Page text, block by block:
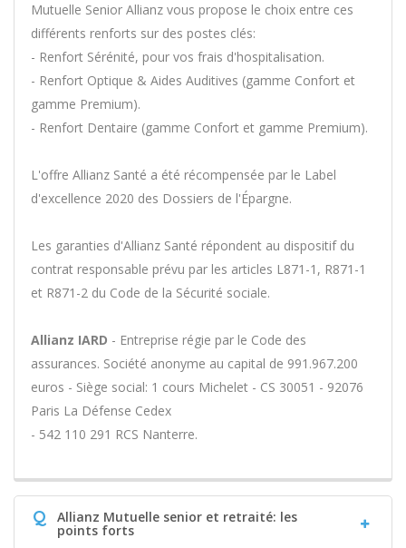
Mutuelle Senior Allianz vous propose le choix entre ces
différents renforts sur des postes clés:
- Renfort Sérénité, pour vos frais d'hospitalisation.
- Renfort Optique & Aides Auditives (gamme Confort et
gamme Premium).
- Renfort Dentaire (gamme Confort et gamme Premium).
L'offre Allianz Santé a été récompensée par le Label
d'excellence 2020 des Dossiers de l'Épargne.
Les garanties d'Allianz Santé répondent au dispositif du
contrat responsable prévu par les articles L871-1, R871-1
et R871-2 du Code de la Sécurité sociale.
Allianz IARD - Entreprise régie par le Code des
assurances. Société anonyme au capital de 991.967.200
euros - Siège social: 1 cours Michelet - CS 30051 - 92076
Paris La Défense Cedex
- 542 110 291 RCS Nanterre.
Q Allianz Mutuelle senior et retraité: les
points forts